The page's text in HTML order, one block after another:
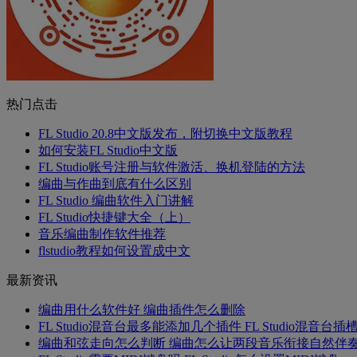
热门点击
FL Studio 20.8中文版发布，附切换中文版教程
如何安装FL Studio中文版
FL Studio账号注册与软件激活、换机登陆的方法
编曲与作曲到底有什么区别
FL Studio 编曲软件入门讲解
FL Studio快捷键大全（上）
音乐编曲制作软件推荐
flstudio教程如何设置成中文
最新资讯
编曲用什么软件好 编曲插件怎么删除
FL Studio混音台最多能添加几个插件 FL Studio混音台插
编曲和弦走向怎么判断 编曲怎么让两段音乐衔接自然伴